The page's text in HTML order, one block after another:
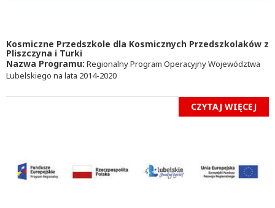
Kosmiczne Przedszkole dla Kosmicznych Przedszkolaków z
Pliszczyna i Turki
Nazwa Programu: Regionalny Program Operacyjny Województwa
Lubelskiego na lata 2014-2020
CZYTAJ WIĘCEJ